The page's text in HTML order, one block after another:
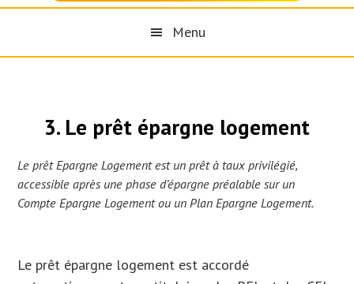
Menu
3. Le prêt épargne logement
Le prêt Epargne Logement est un prêt à taux privilégié,
accessible après une phase d’épargne préalable sur un
Compte Epargne Logement ou un Plan Epargne Logement.
Le prêt épargne logement est accordé